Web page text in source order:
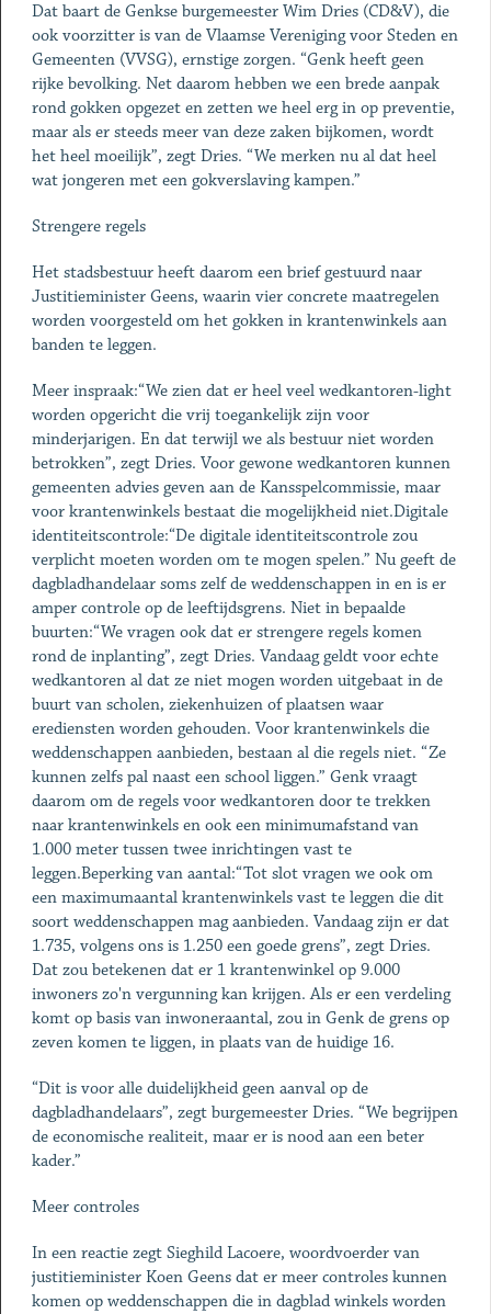
Dat baart de Genkse burgemeester Wim Dries (CD&V), die
ook voorzitter is van de Vlaamse Vereniging voor Steden en
Gemeenten (VVSG), ernstige zorgen. “Genk heeft geen
rijke bevolking. Net daarom hebben we een brede aanpak
rond gokken opgezet en zetten we heel erg in op preventie,
maar als er steeds meer van deze zaken bijkomen, wordt
het heel moeilijk”, zegt Dries. “We merken nu al dat heel
wat jongeren met een gokverslaving kampen.”
Strengere regels
Het stadsbestuur heeft daarom een brief gestuurd naar
Justitieminister Geens, waarin vier concrete maatregelen
worden voorgesteld om het gokken in krantenwinkels aan
banden te leggen.
Meer inspraak:“We zien dat er heel veel wedkantoren-light
worden opgericht die vrij toegankelijk zijn voor
minderjarigen. En dat terwijl we als bestuur niet worden
betrokken”, zegt Dries. Voor gewone wedkantoren kunnen
gemeenten advies geven aan de Kansspelcommissie, maar
voor krantenwinkels bestaat die mogelijkheid niet.Digitale
identiteitscontrole:“De digitale identiteitscontrole zou
verplicht moeten worden om te mogen spelen.” Nu geeft de
dagbladhandelaar soms zelf de weddenschappen in en is er
amper controle op de leeftijdsgrens. Niet in bepaalde
buurten:“We vragen ook dat er strengere regels komen
rond de inplanting”, zegt Dries. Vandaag geldt voor echte
wedkantoren al dat ze niet mogen worden uitgebaat in de
buurt van scholen, ziekenhuizen of plaatsen waar
erediensten worden gehouden. Voor krantenwinkels die
weddenschappen aanbieden, bestaan al die regels niet. “Ze
kunnen zelfs pal naast een school liggen.” Genk vraagt
daarom om de regels voor wedkantoren door te trekken
naar krantenwinkels en ook een minimumafstand van
1.000 meter tussen twee inrichtingen vast te
leggen.Beperking van aantal:“Tot slot vragen we ook om
een maximumaantal krantenwinkels vast te leggen die dit
soort weddenschappen mag aanbieden. Vandaag zijn er dat
1.735, volgens ons is 1.250 een goede grens”, zegt Dries.
Dat zou betekenen dat er 1 krantenwinkel op 9.000
inwoners zo'n vergunning kan krijgen. Als er een verdeling
komt op basis van inwoneraantal, zou in Genk de grens op
zeven komen te liggen, in plaats van de huidige 16.
“Dit is voor alle duidelijkheid geen aanval op de
dagbladhandelaars”, zegt burgemeester Dries. “We begrijpen
de economische realiteit, maar er is nood aan een beter
kader.”
Meer controles
In een reactie zegt Sieghild Lacoere, woordvoerder van
justitieminister Koen Geens dat er meer controles kunnen
komen op weddenschappen die in dagblad winkels worden